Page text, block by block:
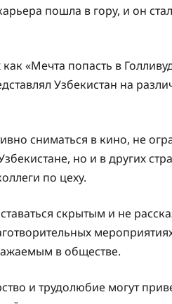
пошла в гору, и он
«Мечта попасть в
Узбекистан на
сниматься в кино, не
но и в других
по цеху.
скрытым и не
в обществе.
и трудолюбие могут